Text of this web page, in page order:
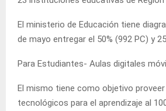
El ministerio de Educación tiene
de mayo entregar el 50% (992 PC) y
Para Estudiantes- Aulas digitales
El mismo tiene como objetivo
tecnológicos para el aprendizaje al